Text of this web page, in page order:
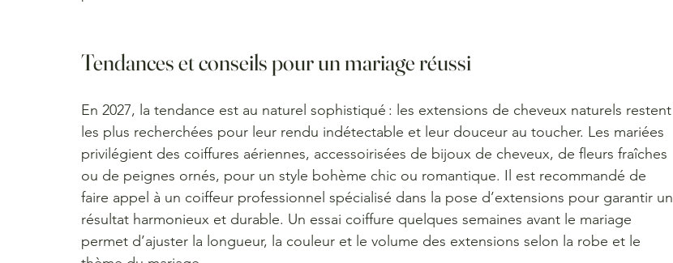
Tendances et conseils pour un mariage réussi
En 2027, la tendance est au naturel sophistiqué : les extensions de cheveux naturels restent
les plus recherchées pour leur rendu indétectable et leur douceur au toucher. Les mariées
privilégient des coiffures aériennes, accessoirisées de bijoux de cheveux, de fleurs fraîches
ou de peignes ornés, pour un style bohème chic ou romantique. Il est recommandé de
faire appel à un coiffeur professionnel spécialisé dans la pose d’extensions pour garantir un
résultat harmonieux et durable. Un essai coiffure quelques semaines avant le mariage
permet d’ajuster la longueur, la couleur et le volume des extensions selon la robe et le